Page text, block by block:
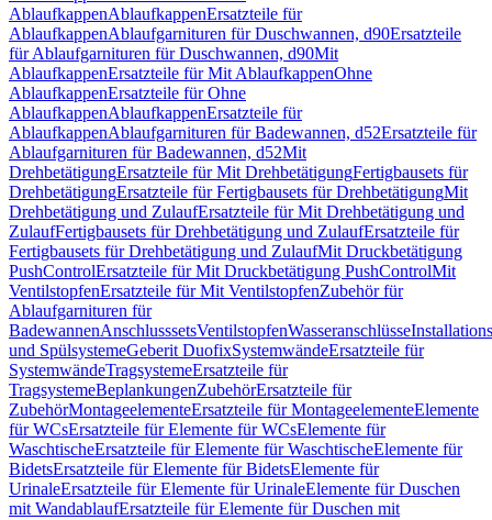
AblaufkappenAblaufkappenErsatzteile für
AblaufkappenAblaufgarnituren für Duschwannen, d90Ersatzteile
für Ablaufgarnituren für Duschwannen, d90Mit
AblaufkappenErsatzteile für Mit AblaufkappenOhne
AblaufkappenErsatzteile für Ohne
AblaufkappenAblaufkappenErsatzteile für
AblaufkappenAblaufgarnituren für Badewannen, d52Ersatzteile für
Ablaufgarnituren für Badewannen, d52Mit
DrehbetätigungErsatzteile für Mit DrehbetätigungFertigbausets für
DrehbetätigungErsatzteile für Fertigbausets für DrehbetätigungMit
Drehbetätigung und ZulaufErsatzteile für Mit Drehbetätigung und
ZulaufFertigbausets für Drehbetätigung und ZulaufErsatzteile für
Fertigbausets für Drehbetätigung und ZulaufMit Druckbetätigung
PushControlErsatzteile für Mit Druckbetätigung PushControlMit
VentilstopfenErsatzteile für Mit VentilstopfenZubehör für
Ablaufgarnituren für
BadewannenAnschlusssetsVentilstopfenWasseranschlüsse
und SpülsystemeGeberit DuofixSystemwändeErsatzteile für
SystemwändeTragsystemeErsatzteile für
TragsystemeBeplankungenZubehörErsatzteile für
ZubehörMontageelementeErsatzteile für MontageelementeElemente
für WCsErsatzteile für Elemente für WCsElemente für
WaschtischeErsatzteile für Elemente für WaschtischeElemente für
BidetsErsatzteile für Elemente für BidetsElemente für
UrinaleErsatzteile für Elemente für UrinaleElemente für Duschen
mit WandablaufErsatzteile für Elemente für Duschen mit